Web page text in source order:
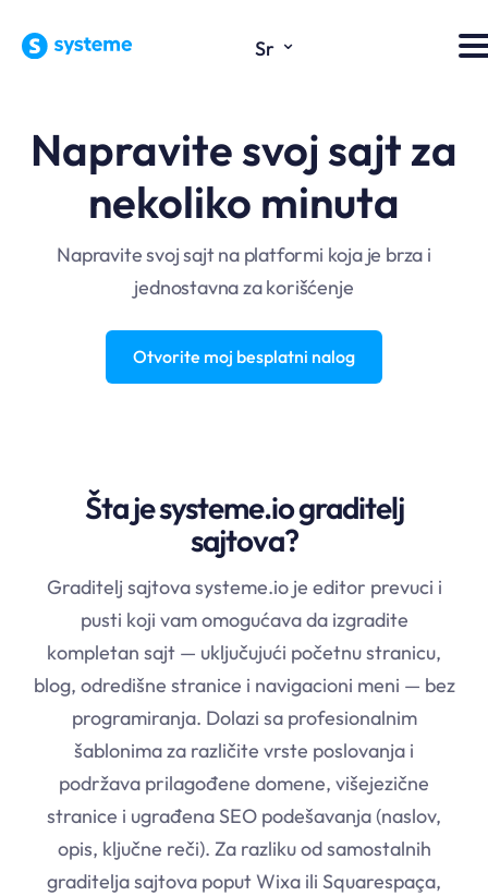
Sr ⌄
Napravite svoj sajt za
nekoliko minuta
Napravite svoj sajt na platformi koja je brza i
jednostavna za korišćenje
Otvorite moj besplatni nalog
Šta je systeme.io graditelj
sajtova?
Graditelj sajtovasysteme.ioje editor prevuci i
pusti koji vam omogućava da izgradite
kompletan sajt — uključujući početnu stranicu,
blog, odredišne stranice i navigacioni meni — bez
programiranja. Dolazi sa profesionalnim
šablonima za različite vrste poslovanja i
podržava prilagođene domene, višejezične
stranice i ugrađena SEO podešavanja (naslov,
opis, ključne reči). Za razliku od samostalnih
graditelja sajtova poput Wixa ili Squarespaça,